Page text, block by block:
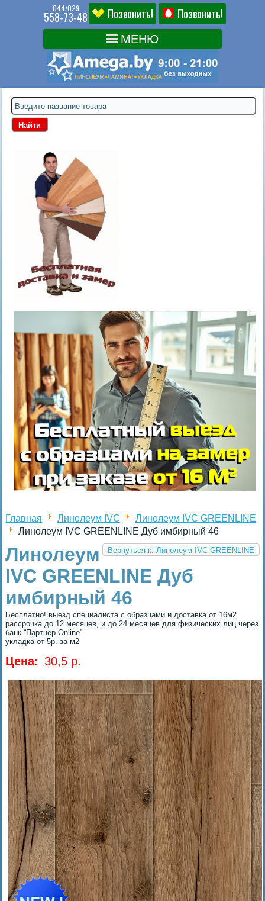
044/029
558-73-48 Позвонить! Позвонить!
Главная Линолеум IVC
Линолеум IVC GREENLINE
Линолеум IVC GREENLINE Дуб имбирный 46
Вернуться к: Линолеум IVC GREENLINE
Линолеум
IVC GREENLINE Дуб
имбирный 46
Бесплатно! выезд специалиста с образцами и доставка от 16м2
рассрочка до 12 месяцев, и до 24 месяцев для физических лиц через
банк “Партнер Online”
укладка от 5р. за м2
Цена: 30,5 p.